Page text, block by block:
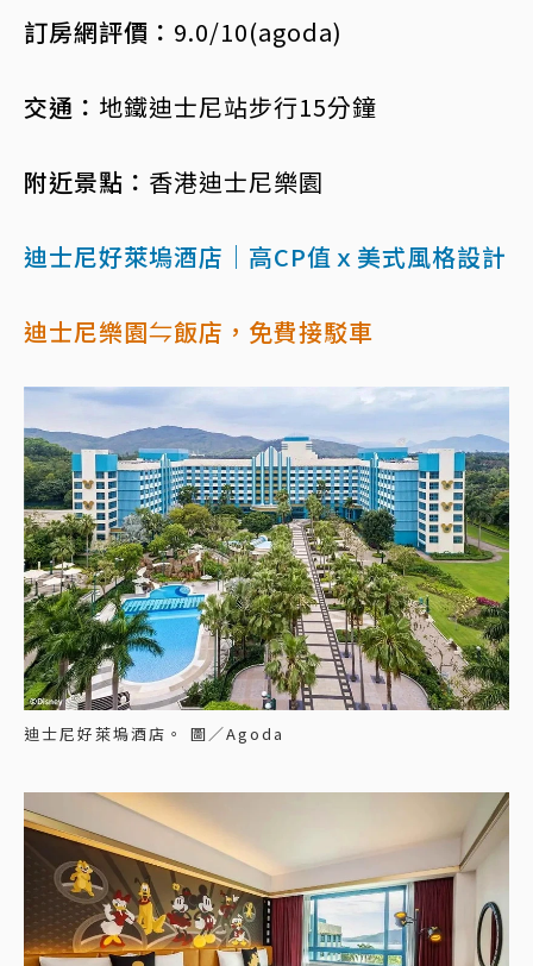
訂房網評價： 9.0/10(agoda)
交通： 地鐵迪士尼站步行15分鐘
附近景點： 香港迪士尼樂園
迪士尼好萊塢酒店｜高CP值ｘ美式風格設計
迪士尼樂園⇋飯店，免費接駁車
迪士尼好萊塢酒店。 圖／Agoda